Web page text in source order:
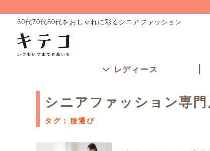
60代70代80代をおしゃれに彩るシニアファッション
レディース
シニアファッション専
タグ：服選び